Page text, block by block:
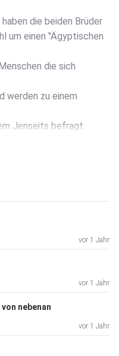
die beiden Brüder
um einen "Ägyptischen
die sich
werden zu einem
Jenseits befragt
vor 1 Jahr
vor 1 Jahr
nebenan
vor 1 Jahr